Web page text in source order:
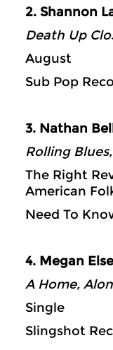
2. Shannon
Death Up
August
Sub Pop
3. Nathan
Rolling
The Right
American
Need To
4. Megan Else
A Home,
Single
Slingshot